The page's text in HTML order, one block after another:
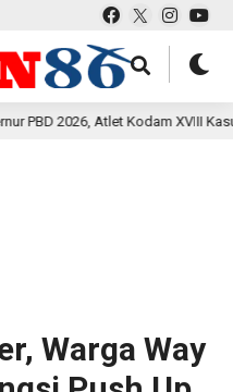
Atlet Kodam XVIII Kasuari
Warga Way